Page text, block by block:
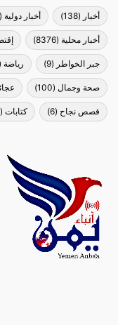
أخبار (138) أخبار دولية (160)
أخبار محلية (8376)
جبر الخواطر (9) رياضة
صحة وجمال (100)
قصص نجاح (6) كتابات (32)